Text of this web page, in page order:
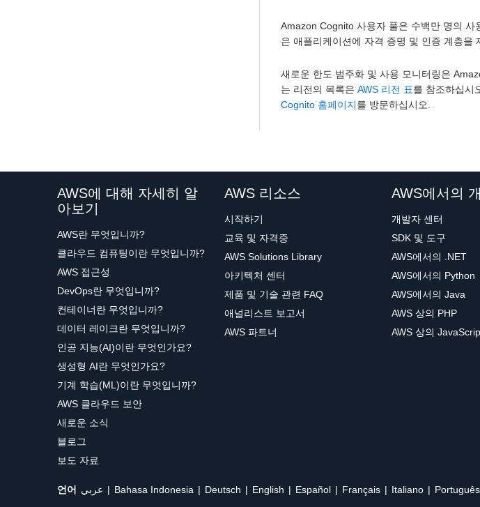
Amazon Cognito 사용자 풀은 수백만 명의
은 애플리케이션에 자격 증명 및 인증 계층을
새로운 한도 범주화 및 사용 모니터링은
는 리전의 목록은 AWS 리전 표를 참조하십시
Cognito 홈페이지를 방문하십시오.
AWS에 대해 자세히 알
아보기
AWS란 무엇입니까?
클라우드 컴퓨팅이란 무엇입니까?
AWS 접근성
DevOps란 무엇입니까?
컨테이너란 무엇입니까?
데이터 레이크란 무엇입니까?
인공 지능(AI)이란 무엇인가요?
생성형 AI란 무엇인가요?
기계 학습(ML)이란 무엇입니까?
AWS 클라우드 보안
새로운 소식
블로그
보도 자료
AWS 리소스
시작하기
교육 및 자격증
AWS Solutions Library
아키텍처 센터
제품 및 기술 관련 FAQ
애널리스트 보고서
AWS 파트너
AWS에서의
개발자 센터
SDK 및 도구
AWS에서의 .NET
AWS에서의 Python
AWS에서의 Java
AWS 상의 PHP
AWS 상의
언어 عربي Bahasa Indonesia Deutsch English Español Français Italiano Português